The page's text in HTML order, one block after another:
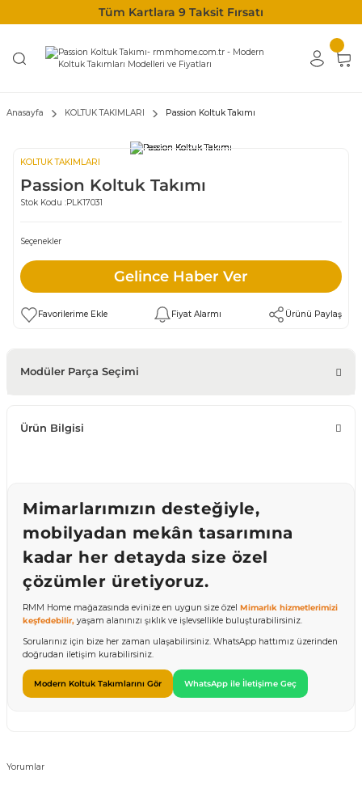
Tüm Kartlara 9 Taksit Fırsatı
Anasayfa KOLTUK TAKIMLARI Passion Koltuk Takımı
KOLTUK TAKIMLARI
Passion Koltuk Takımı
Stok Kodu :PLK17031
Seçenekler
Gelince Haber Ver
Fiyat Alarmı Ürünü Paylaş
Modüler Parça Seçimi
Ürün Bilgisi
Mimarlarımızın desteğiyle,
mobilyadan mekân tasarımına
kadar her detayda size özel
çözümler üretiyoruz.
RMM Home mağazasında evinize en uygun size özel Mimarlık hizmetlerimizi
keşfedebilir, yaşam alanınızı şıklık ve işlevsellikle buluşturabilirsiniz.
Sorularınız için bize her zaman ulaşabilirsiniz. WhatsApp hattımız üzerinden
doğrudan iletişim kurabilirsiniz.
Modern Koltuk Takımlarını Gör WhatsApp ile İletişime Geç
Yorumlar